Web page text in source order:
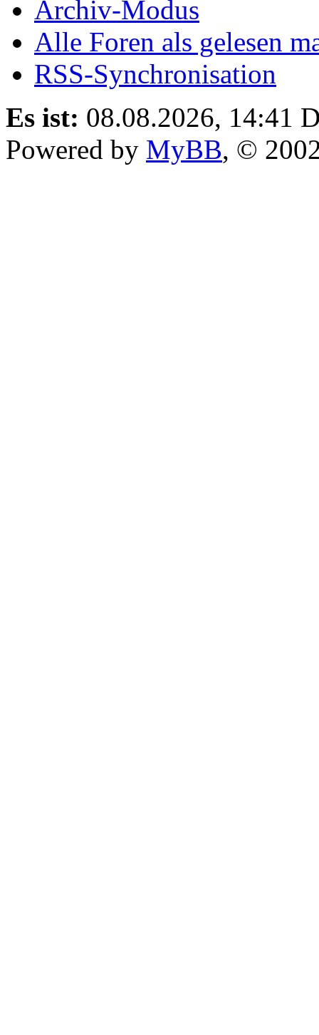
Archiv-Modus
Alle Foren als gelesen
RSS-Synchronisation
Es ist: 08.08.2026, 14:41
Powered by MyBB, ©